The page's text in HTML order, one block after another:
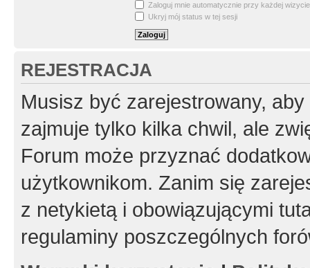
Zaloguj mnie automatycznie przy każdej wizycie
Ukryj mój status w tej sesji
REJESTRACJA
Musisz być zarejestrowany,
zajmuje tylko kilka chwil, ale
Forum może przyznać
użytkownikom. Zanim się
z netykietą i obowiązującymi
regulaminy poszczególnych